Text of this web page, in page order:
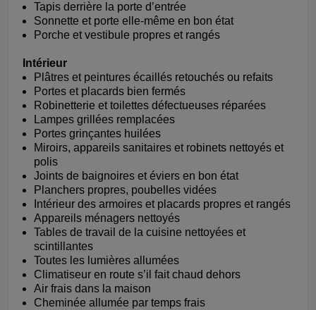
Tapis derrière la porte d’entrée
Sonnette et porte elle-même en bon état
Porche et vestibule propres et rangés
Intérieur
Plâtres et peintures écaillés retouchés ou refaits
Portes et placards bien fermés
Robinetterie et toilettes défectueuses réparées
Lampes grillées remplacées
Portes grinçantes huilées
Miroirs, appareils sanitaires et robinets nettoyés et
polis
Joints de baignoires et éviers en bon état
Planchers propres, poubelles vidées
Intérieur des armoires et placards propres et rangés
Appareils ménagers nettoyés
Tables de travail de la cuisine nettoyées et
scintillantes
Toutes les lumières allumées
Climatiseur en route s’il fait chaud dehors
Air frais dans la maison
Cheminée allumée par temps frais